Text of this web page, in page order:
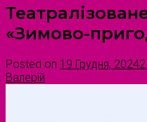
«Зимово-
Posted on 19 Грудня, 2024
Валерій